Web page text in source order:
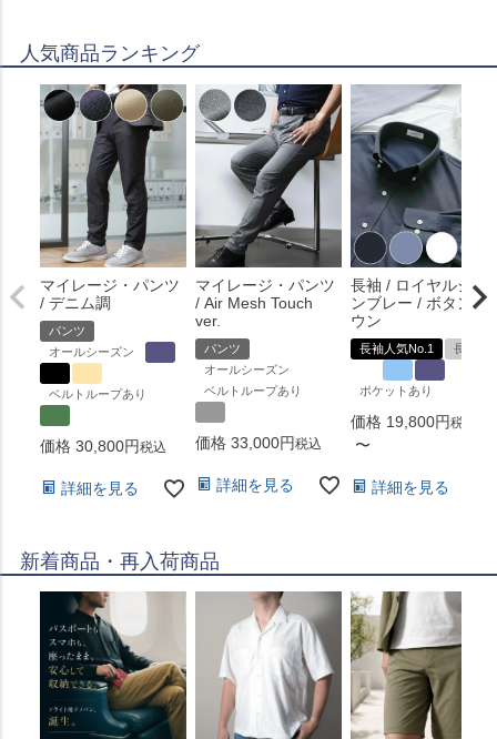
人気商品ランキング
マイレージ・パンツ
/ デニム調
パンツ
オールシーズン
ベルトループあり
価格 30,800 税込
詳細を見る
マイレージ・パンツ
/ Air Mesh Touch
ver.
パンツ
オールシーズン
ベルトループあり
価格 33,000 税込
詳細を見る
長袖 / ロイヤルシャ
ンブレー / ボタンダ
ウン
長袖人気No.1 長袖
ポケットあり
価格 19,800 税込
〜
詳細を見る
新着商品・再入荷商品